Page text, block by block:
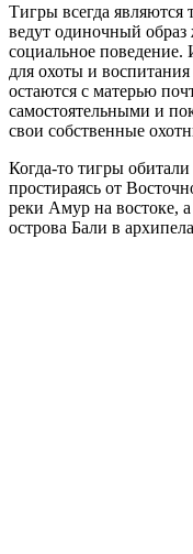
Тигры всегда являются
ведут одиночный образ
социальное поведение.
для охоты и
остаются с матерью
самостоятельными и
свои собственные
Когда-то тигры
простираясь от
реки Амур на востоке,
острова Бали в